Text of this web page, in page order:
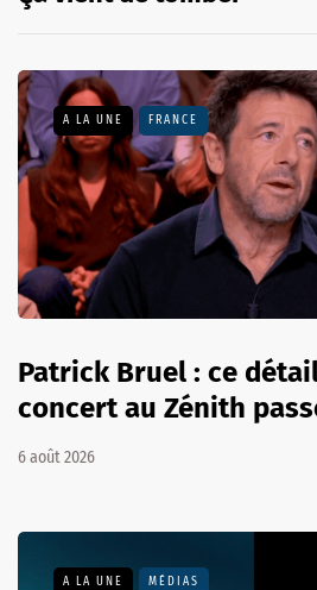
A LA UNE FRANCE
Patrick Bruel : ce
concert au Zénith
6 août 2026
A LA UNE MÉDIAS